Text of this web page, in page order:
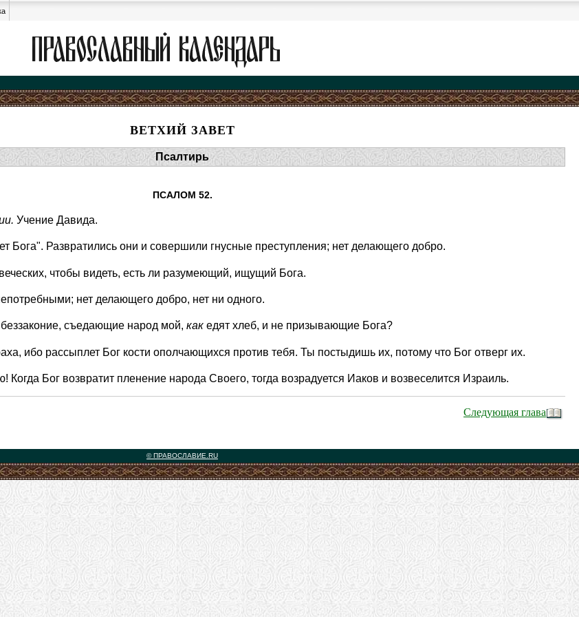
ВЕТХИЙ ЗАВЕТ
Псалтирь
ПСАЛОМ 52.
Учение Давида.
Бога". Развратились они и совершили гнусные преступления; нет делающего добро.
чтобы видеть, есть ли разумеющий, ищущий Бога.
нет делающего добро, нет ни одного.
съедающие народ мой, как едят хлеб, и не призывающие Бога?
ибо рассыплет Бог кости ополчающихся против тебя. Ты постыдишь их, потому что Бог отверг их.
Когда Бог возвратит пленение народа Своего, тогда возрадуется Иаков и возвеселится Израиль.
Следующая глава
© ПРАВОСЛАВИЕ.RU